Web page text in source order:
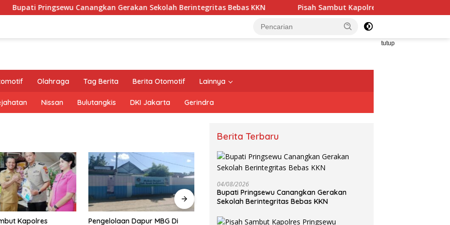
Pringsewu Canangkan Gerakan Sekolah Berintegritas Bebas KKN Pisah Sambut Kapolres Pringsewu Berlangsung
tutup
Olahraga Tag Berita Berita Otomotif Lainnya
Nissan Bulutangkis DKI Jakarta Gerindra
Dapur MBG Di
Respons Cepat Polsek Padang
Bupati Riyanto Pamungkas
Buka Gerakan Pangan Murah
di Gadingrejo, Jaga Stabilitas
Harga Kebutuhan Pokok
Pengurus ORARI Lokal
Pringsewu & Lokal Tanggamus
Berita Terbaru
04/08/2026
Bupati Pringsewu Canangkan Gerakan
Sekolah Berintegritas Bebas KKN